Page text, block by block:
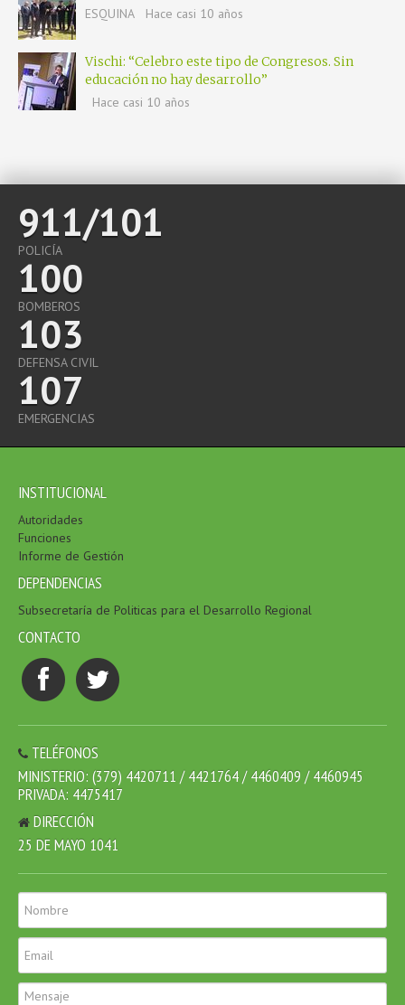
ESQUINA
Hace casi 10 años
Vischi: “Celebro este tipo de Congresos. Sin
educación no hay desarrollo”
Hace casi 10 años
911/101
POLICÍA
100
BOMBEROS
103
DEFENSA CIVIL
107
EMERGENCIAS
INSTITUCIONAL
Autoridades
Funciones
Informe de Gestión
DEPENDENCIAS
Subsecretaría de Politicas para el Desarrollo Regional
CONTACTO
TELÉFONOS
MINISTERIO: (379) 4420711 / 4421764 / 4460409 / 4460945
PRIVADA: 4475417
DIRECCIÓN
25 DE MAYO 1041